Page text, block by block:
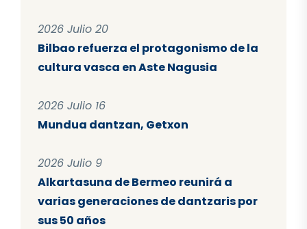
2026 Julio 20
Bilbao refuerza el protagonismo de la
cultura vasca en Aste Nagusia
2026 Julio 16
Mundua dantzan, Getxon
2026 Julio 9
Alkartasuna de Bermeo reunirá a
varias generaciones de dantzaris por
sus 50 años